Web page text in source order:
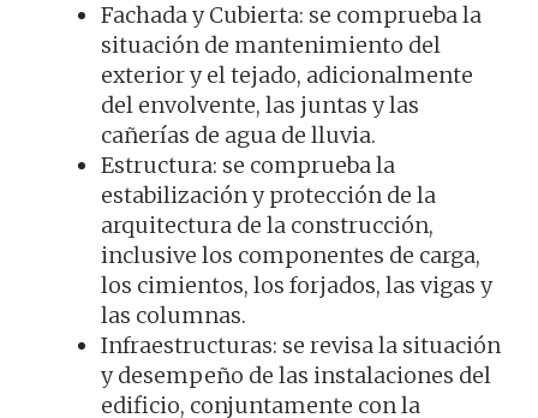
Fachada y Cubierta: se comprueba la
situación de mantenimiento del
exterior y el tejado, adicionalmente
del envolvente, las juntas y las
cañerías de agua de lluvia.
Estructura: se comprueba la
estabilización y protección de la
arquitectura de la construcción,
inclusive los componentes de carga,
los cimientos, los forjados, las vigas y
las columnas.
Infraestructuras: se revisa la situación
y desempeño de las instalaciones del
edificio, conjuntamente con la